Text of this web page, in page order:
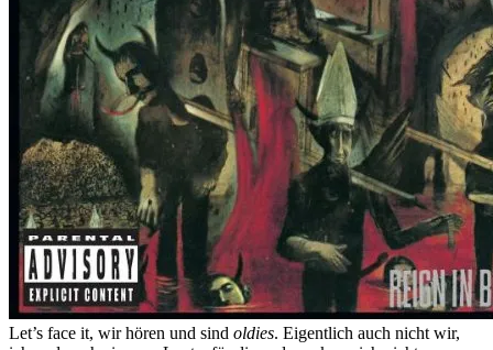
Let’s face it, wir hören und sind oldies. Eigentlich auch nicht wir,